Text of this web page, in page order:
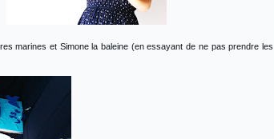
marines et Simone la baleine (en essayant de ne pas prendre les